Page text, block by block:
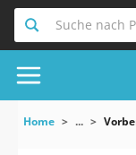
Suche nach
Home ...